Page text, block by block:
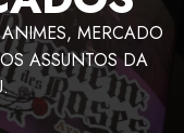
MERCADO
ASSUNTOS DA